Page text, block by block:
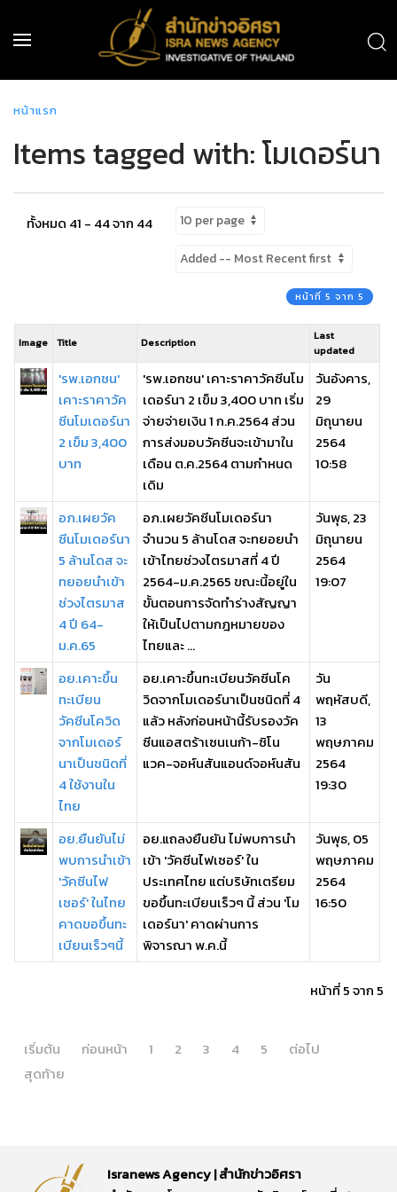
หน้าแรก
Items tagged with: โมเดอร์นา
ทั้งหมด 41 - 44 จาก 44
หน้าที่ 5 จาก 5
Image Title Description
Last
updated
'รพ.เอกชน'
เคาะราคาวัค
ซีนโมเดอร์นา
2 เข็ม 3,400
บาท
'รพ.เอกชน' เคาะราคาวัคซีนโม
เดอร์นา 2 เข็ม 3,400 บาท เริ่ม
จ่ายจ่ายเงิน 1 ก.ค.2564 ส่วน
การส่งมอบวัคซีนจะเข้ามาใน
เดือน ต.ค.2564 ตามกำหนด
เดิม
วันอังคาร,
29
มิถุนายน
2564
10:58
อภ.เผยวัค
ซีนโมเดอร์นา
5 ล้านโดส จะ
ทยอยนำเข้า
ช่วงไตรมาส
4 ปี 64-
ม.ค.65
อภ.เผยวัคซีนโมเดอร์นา
จำนวน 5 ล้านโดส จะทยอยนำ
เข้าไทยช่วงไตรมาสที่ 4 ปี
2564-ม.ค.2565 ขณะนี้อยู่ใน
ขั้นตอนการจัดทำร่างสัญญา
ให้เป็นไปตามกฎหมายของ
ไทยและ ...
วันพุธ, 23
มิถุนายน
2564
19:07
อย.เคาะขึ้น
ทะเบียน
วัคซีนโควิด
จากโมเดอร์
นาเป็นชนิดที่
4 ใช้งานใน
ไทย
อย.เคาะขึ้นทะเบียนวัคซีนโค
วิดจากโมเดอร์นาเป็นชนิดที่ 4
แล้ว หลังก่อนหน้านี้รับรองวัค
ซีนแอสตร้าเซนเนก้า-ซิโน
แวค-จอห์นสันแอนด์จอห์นสัน
วัน
พฤหัสบดี,
13
พฤษภาคม
2564
19:30
อย.ยืนยันไม่
พบการนำเข้า
'วัคซีนไฟ
เซอร์' ในไทย
คาดขอขึ้นทะ
เบียนเร็วๆนี้
อย.แถลงยืนยัน ไม่พบการนำ
เข้า 'วัคซีนไฟเซอร์' ใน
ประเทศไทย แต่บริษัทเตรียม
ขอขึ้นทะเบียนเร็วๆ นี้ ส่วน 'โม
เดอร์นา' คาดผ่านการ
พิจารณา พ.ค.นี้
วันพุธ, 05
พฤษภาคม
2564
16:50
หน้าที่ 5 จาก 5
เริ่มต้น ก่อนหน้า 1 2 3 4 5
ต่อไป
สุดท้าย
Isranews Agency | สำนักข่าวอิศรา